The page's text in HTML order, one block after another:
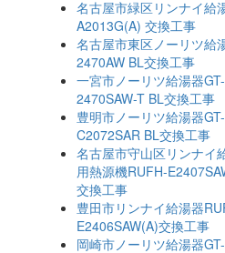
名古屋市緑区リンナイ給
A2013G(A) 交換工事
名古屋市東区ノーリツ給
2470AW BL交換工事
一宮市ノーリツ給湯器GT-
2470SAW-T BL交換工事
豊明市ノーリツ給湯器GT-
C2072SAR BL交換工事
名古屋市守山区リンナイ
用熱源機RUFH-
交換工事
豊田市リンナイ給湯器
E2406SAW(A)交換工事
岡崎市ノーリツ給湯器GT-